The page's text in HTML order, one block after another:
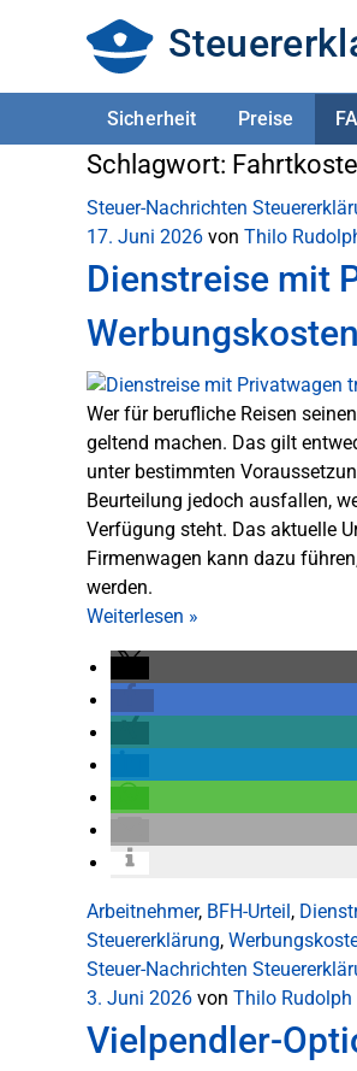
Sicherheit Preise
Schlagwort:
Steuer-Nachrichten
17. Juni 2026 von Thilo
Dienstreise mit
Wer für berufliche Reisen
geltend machen. Das gilt
unter bestimmten
Beurteilung jedoch ausfallen,
Verfügung steht. Das aktuelle
Firmenwagen kann dazu
werden.
Weiterlesen »
Arbeitnehmer, BFH-Urteil,
Steuererklärung,
Steuer-Nachrichten
3. Juni 2026 von Thilo Rudolph
Vielpendler-